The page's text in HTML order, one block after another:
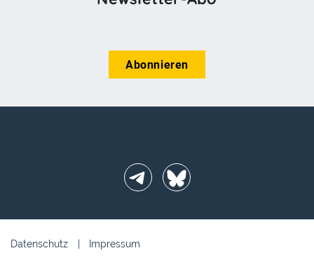
Abonnieren
TelegramBlueSky
Datenschutz Impressum